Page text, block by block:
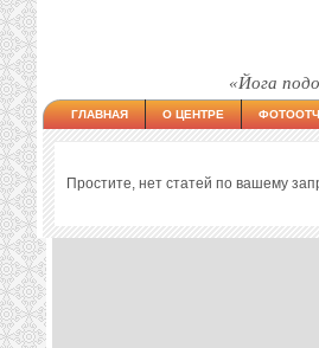
«Йога
ГЛАВНАЯ О ЦЕНТРЕ
Простите, нет статей по вашему